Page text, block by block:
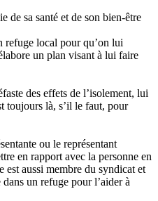
de sa santé et de son bien-être
refuge local pour qu’on lui
un plan visant à lui faire
des effets de l’isolement, lui
toujours là, s’il le faut, pour
ou le représentant
en rapport avec la personne en
est aussi membre du syndicat et
un refuge pour l’aider à